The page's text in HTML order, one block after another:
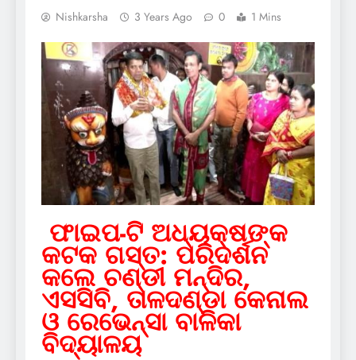
Nishkarsha 3 Years Ago 0 1 Mins
ଫାଇପ-ଟି ଅଧ୍ୟକ୍ଷଙ୍କ
କଟକ ଗସ୍ତ: ପରିଦର୍ଶନ
କଲେ ଚଣ୍ଡୀ ମନ୍ଦିର,
ଏସସିବି, ତାଳଦଣ୍ଡା କେନାଲ
ଓ ରେଭେନ୍‌ସା ବାଳିକା
ବିଦ୍ୟାଳୟ